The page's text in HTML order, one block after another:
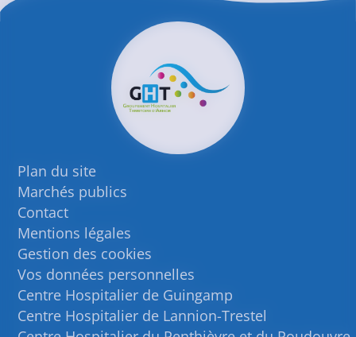
Plan du site
Marchés publics
Contact
Mentions légales
Gestion des cookies
Vos données personnelles
Centre Hospitalier de Guingamp
Centre Hospitalier de Lannion-Trestel